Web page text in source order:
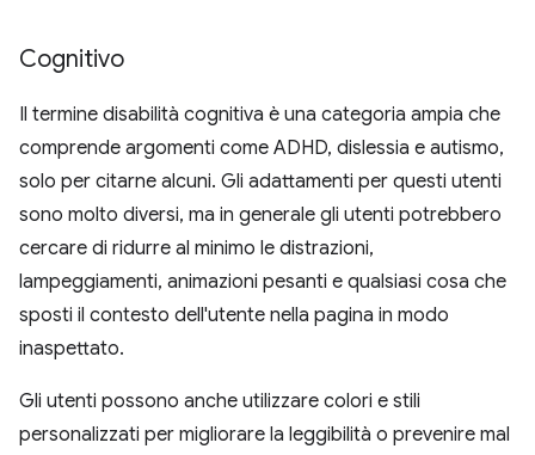
Cognitivo
Il termine disabilità cognitiva è una categoria ampia che
comprende argomenti come ADHD, dislessia e autismo,
solo per citarne alcuni. Gli adattamenti per questi utenti
sono molto diversi, ma in generale gli utenti potrebbero
cercare di ridurre al minimo le distrazioni,
lampeggiamenti, animazioni pesanti e qualsiasi cosa che
sposti il contesto dell'utente nella pagina in modo
inaspettato.
Gli utenti possono anche utilizzare colori e stili
personalizzati per migliorare la leggibilità o prevenire mal